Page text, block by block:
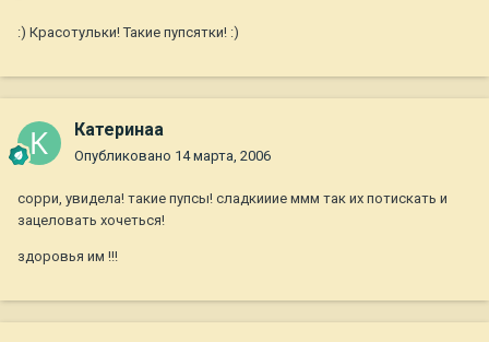
:) Красотульки! Такие пупсятки! :)
Катеринаа
Опубликовано 14 марта, 2006
сорри, увидела! такие пупсы! сладкииие ммм так их потискать и
зацеловать хочеться!
здоровья им !!!